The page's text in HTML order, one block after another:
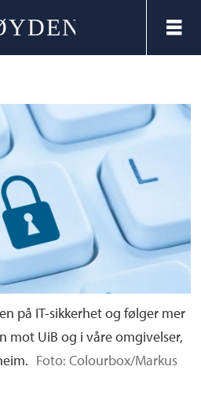
på IT-sikkerhet og følger mer
mot UiB og i våre omgivelser,
Foto: Colourbox/Markus